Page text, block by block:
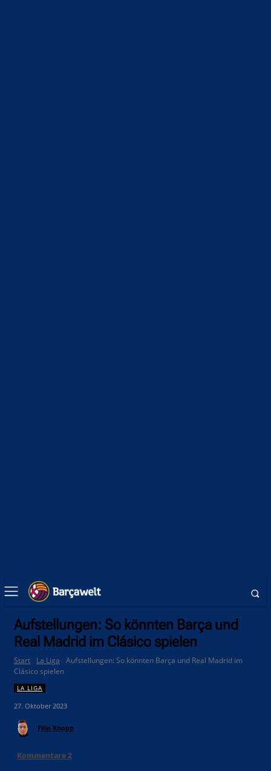
Aufstellungen: So könnten Barça und
Real Madrid im Clásico spielen
Start La Liga
Aufstellungen: So könnten Barça und Real Madrid im
Clásico spielen
LA LIGA
27. Oktober 2023
Filip Knopp
Kommentare2